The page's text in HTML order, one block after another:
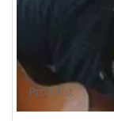
ProArtist